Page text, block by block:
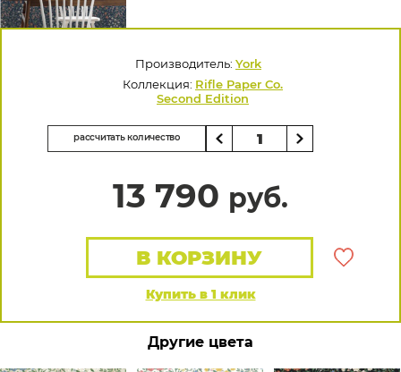
Производитель: York
Коллекция: Rifle Paper Co.
Second Edition
рассчитать количество
13 790 руб.
Купить в 1 клик
В КОРЗИНУ
Другие цвета